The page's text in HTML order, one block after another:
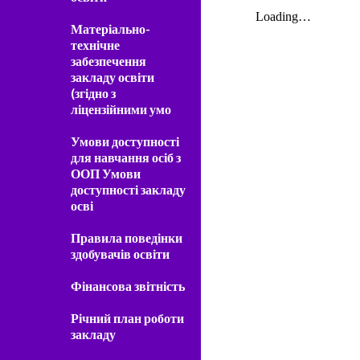
Матеріально-
технічне
забезпечення
закладу освіти
(згідно з
ліцензійними умо
Умови доступності
для навчання осіб з
ООП Умови
доступності закладу
осві
Правила поведінки
здобувачів освіти
Фінансова звітність
Річний план роботи
закладу